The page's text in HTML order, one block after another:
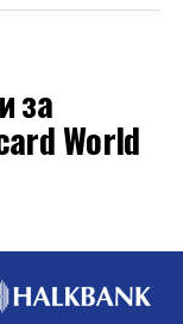
за
World